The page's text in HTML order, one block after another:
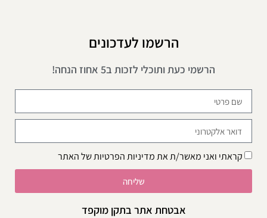
הרשמו לעדכונים
הרשמי כעת ותוכלי לזכות ב5 אחוז הנחה!
קראתי ואני מאשר/ת אתמדיניות הפרטיותשל האתר
שליחה
אבטחת אתר בתקן מוקפד